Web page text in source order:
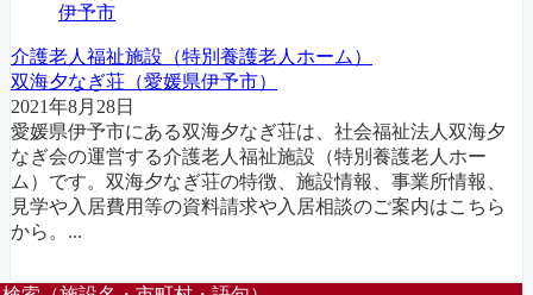
伊予市
介護老人福祉施設（特別養護老人ホーム）
双海夕なぎ荘（愛媛県伊予市）
2021年8月28日
愛媛県伊予市にある双海夕なぎ荘は、社会福祉法人双海夕
なぎ会の運営する介護老人福祉施設（特別養護老人ホー
ム）です。双海夕なぎ荘の特徴、施設情報、事業所情報、
見学や入居費用等の資料請求や入居相談のご案内はこちら
から。...